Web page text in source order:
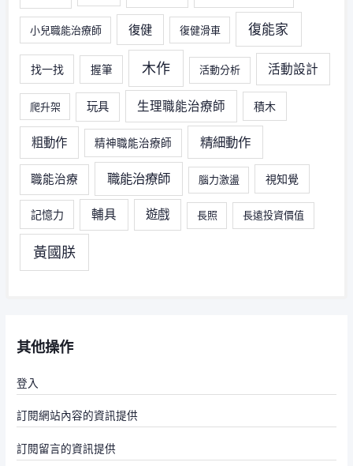
小兒職能治療師 復健 復健滑車 復能家
找一找 握筆 木作 活動分析 活動設計
爬升架 玩具 生理職能治療師 積木
粗動作 精神職能治療師 精細動作
職能治療 職能治療師 腦力激盪 視知覺
記憶力 輔具 遊戲 長照 長遠投資價值
黃國朕
其他操作
登入
訂閱網站內容的資訊提供
訂閱留言的資訊提供